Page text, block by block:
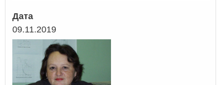
Дата
09.11.2019